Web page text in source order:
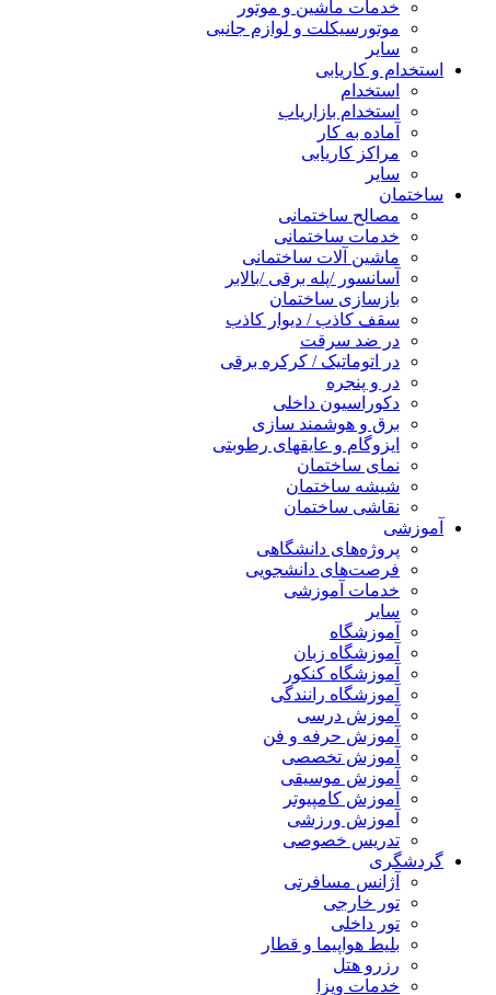
خدمات ماشین و موتور
موتورسیکلت و لوازم جانبی
سایر
استخدام و کاریابی
استخدام
استخدام بازاریاب
آماده به کار
مراکز کاریابی
سایر
ساختمان
مصالح ساختمانی
خدمات ساختمانی
ماشین آلات ساختمانی
آسانسور /پله برقی /بالابر
بازسازی ساختمان
سقف کاذب / دیوار کاذب
در ضد سرقت
در اتوماتیک / کرکره برقی
در و پنجره
دکوراسیون داخلی
برق و هوشمند سازی
ایزوگام و عایقهای رطوبتی
نمای ساختمان
شیشه ساختمان
نقاشی ساختمان
آموزشی
پروژه‌های دانشگاهی
فرصت‌های دانشجویی
خدمات آموزشی
سایر
آموزشگاه
آموزشگاه زبان
آموزشگاه کنکور
آموزشگاه رانندگی
آموزش درسی
آموزش حرفه و فن
آموزش تخصصی
آموزش موسیقی
آموزش کامپیوتر
آموزش ورزشی
تدریس خصوصی
گردشگری
آژانس مسافرتی
تور خارجی
تور داخلی
بلیط هواپیما و قطار
رزرو هتل
خدمات ویزا